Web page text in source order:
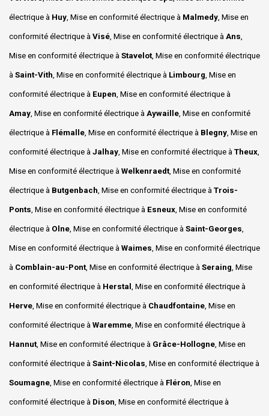
électrique à Huy, Mise en conformité électrique à Malmedy, Mise en
conformité électrique à Visé, Mise en conformité électrique à Ans,
Mise en conformité électrique à Stavelot, Mise en conformité électrique
à Saint-Vith, Mise en conformité électrique à Limbourg, Mise en
conformité électrique à Eupen, Mise en conformité électrique à
Amay, Mise en conformité électrique à Aywaille, Mise en conformité
électrique à Flémalle, Mise en conformité électrique à Blegny, Mise en
conformité électrique à Jalhay, Mise en conformité électrique à Theux,
Mise en conformité électrique à Welkenraedt, Mise en conformité
électrique à Butgenbach, Mise en conformité électrique à Trois-
Ponts, Mise en conformité électrique à Esneux, Mise en conformité
électrique à Olne, Mise en conformité électrique à Saint-Georges,
Mise en conformité électrique à Waimes, Mise en conformité électrique
à Comblain-au-Pont, Mise en conformité électrique à Seraing, Mise
en conformité électrique à Herstal , Mise en conformité électrique à
Herve, Mise en conformité électrique à Chaudfontaine, Mise en
conformité électrique à Waremme, Mise en conformité électrique à
Hannut, Mise en conformité électrique à Grâce-Hollogne, Mise en
conformité électrique à Saint-Nicolas, Mise en conformité électrique à
Soumagne, Mise en conformité électrique à Fléron, Mise en
conformité électrique à Dison, Mise en conformité électrique à